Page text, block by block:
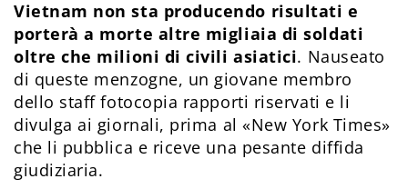
Vietnam non sta producendo risultati e
porterà a morte altre migliaia di soldati
oltre che milioni di civili asiatici. Nauseato
di queste menzogne, un giovane membro
dello staff fotocopia rapporti riservati e li
divulga ai giornali, prima al «New York Times»
che li pubblica e riceve una pesante diffida
giudiziaria.